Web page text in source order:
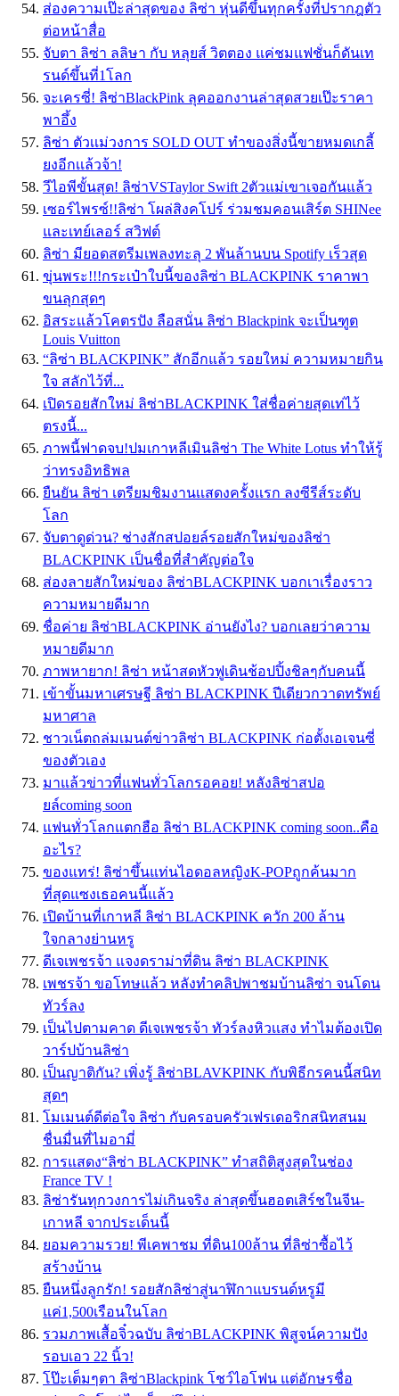
ส่องความเป๊ะล่าสุดของ ลิซ่า หุ่นดีขึ้นทุกครั้งที่ปรากฎตัว
ต่อหน้าสื่อ
จับตา ลิซ่า ลลิษา กับ หลุยส์ วิตตอง แค่ชมแฟชั่นก็ดันเท
รนด์ขึ้นที่1โลก
จะเครซี่! ลิซ่าBlackPink ลุคออกงานล่าสุดสวยเป๊ะราคา
พาอึ้ง
ลิซ่า ตัวเเม่วงการ SOLD OUT ทำของสิ่งนี้ขายหมดเกลี้
ยงอีกเเล้วจ้า!
วีไอพีขั้นสุด! ลิซ่าVSTaylor Swift 2ตัวแม่เขาเจอกันแล้ว
เซอร์ไพรซ์!!ลิซ่า โผล่สิงคโปร์ ร่วมชมคอนเสิร์ต SHINee
และเทย์เลอร์ สวิฟต์
ลิซ่า มียอดสตรีมเพลงทะลุ 2 พันล้านบน Spotify เร็วสุด
ขุ่นพระ!!!กระเป๋าใบนี้ของลิซ่า BLACKPINK ราคาพา
ขนลุกสุดๆ
อิสระแล้วโคตรปัง ลือสนั่น ลิซ่า Blackpink จะเป็นฑูต
Louis Vuitton
“ลิซ่า BLACKPINK” สักอีกแล้ว รอยใหม่ ความหมายกิน
ใจ สลักไว้ที่...
เปิดรอยสักใหม่ ลิซ่าBLACKPINK ใส่ชื่อค่ายสุดเท่ไว้
ตรงนี้...
ภาพนี้ฟาดจบ!ปมเกาหลีเมินลิซ่า The White Lotus ทำให้รู้
ว่าทรงอิทธิพล
ยืนยัน ลิซ่า เตรียมชิมงานเเสดงครั้งเเรก ลงซีรีส์ระดับ
โลก
จับตาดูด่วน? ช่างสักสปอยล์รอยสักใหม่ของลิซ่า
BLACKPINK เป็นชื่อที่สำคัญต่อใจ
ส่องลายสักใหม่ของ ลิซ่าBLACKPINK บอกเาเรื่องราว
ความหมายดีมาก
ชื่อค่าย ลิซ่าBLACKPINK อ่านยังไง? บอกเลยว่าความ
หมายดีมาก
ภาพหายาก! ลิซ่า หน้าสดหัวฟูเดินช้อปปิ้งชิลๆกับคนนี้
เข้าขั้นมหาเศรษฐี ลิซ่า BLACKPINK ปีเดียวกวาดทรัพย์
มหาศาล
ชาวเน็ตถล่มเมนต์ข่าวลิซ่า BLACKPINK ก่อตั้งเอเจนซี่
ของตัวเอง
มาแล้วข่าวที่แฟนทั่วโลกรอคอย! หลังลิซ่าสปอ
ยล์coming soon
แฟนทั่วโลกแตกฮือ ลิซ่า BLACKPINK coming soon..คือ
อะไร?
ของแทร่! ลิซ่าขึ้นแท่นไอดอลหญิงK-POPถูกค้นมาก
ที่สุดแซงเธอคนนี้แล้ว
เปิดบ้านที่เกาหลี ลิซ่า BLACKPINK ควัก 200 ล้าน
ใจกลางย่านหรู
ดีเจเพชรจ้า แจงดราม่าที่ดิน ลิซ่า BLACKPINK
เพชรจ้า ขอโทษแล้ว หลังทำคลิปพาชมบ้านลิซ่า จนโดน
ทัวร์ลง
เป็นไปตามคาด ดีเจเพชรจ้า ทัวร์ลงหิวเเสง ทำไมต้องเปิด
วาร์ปบ้านลิซ่า
เป็นญาติกัน? เพิ่งรู้ ลิซ่าBLAVKPINK กับพิธีกรคนนี้สนิท
สุดๆ
โมเมนต์ดีต่อใจ ลิซ่า กับครอบครัวเฟรเดอริกสนิทสนม
ชื่นมื่นที่ไมอามี่
การแสดง“ลิซ่า BLACKPINK” ทำสถิติสูงสุดในช่อง
France TV !
ลิซ่ารันทุกวงการไม่เกินจริง ล่าสุดขึ้นฮอตเสิร์ชในจีน-
เกาหลี จากประเด็นนี้
ยอมความรวย! พีเคพาชม ที่ดิน100ล้าน ที่ลิซ่าซื้อไว้
สร้างบ้าน
ยืนหนึ่งลูกรัก! รอยสักลิซ่าสู่นาฬิกาแบรนด์หรูมี
แค่1,500เรือนในโลก
รวมภาพเสื้อจิ๋วฉบับ ลิซ่าBLACKPINK พิสูจน์ความปัง
รอบเอว 22 นิ้ว!
โป๊ะเต็มๆตา ลิซ่าBlackpink โชว์ไอโฟน แต่อักษรชื่อ